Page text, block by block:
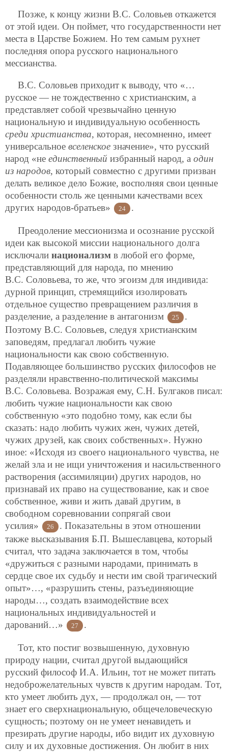
Позже, к концу жизни В.С. Соловьев откажется
от этой идеи. Он поймет, что государственности нет
места в Царстве Божием. Но тем самым рухнет
последняя опора русского национального
мессианства.
В.С. Соловьев приходит к выводу, что «…
русское — не тождественно с христианским, а
представляет собой чрезвычайно ценную
национальную и индивидуальную особенность
среди христианства, которая, несомненно, имеет
универсальное вселенское значение», что русский
народ «не единственный избранный народ, а один
из народов, который совместно с другими призван
делать великое дело Божие, восполняя свои ценные
особенности столь же ценными качествами всех
других народов-братьев»
24 .
Преодоление мессионизма и осознание русской
идеи как высокой миссии национального долга
исключали национализм в любой его форме,
представляющий для народа, по мнению
В.С. Соловьева, то же, что эгоизм для индивида:
дурной принцип, стремящийся изолировать
отдельное существо превращением различия в
разделение, а разделение в антагонизм
25
.
Поэтому В.С. Соловьев, следуя христианским
заповедям, предлагал любить чужие
национальности как свою собственную.
Подавляющее большинство русских философов не
разделяли нравственно-политической максимы
В.С. Соловьева. Возражая ему, С.Н. Булгаков писал:
любить чужие национальности как свою
собственную «это подобно тому, как если бы
сказать: надо любить чужих жен, чужих детей,
чужих друзей, как своих собственных». Нужно
иное: «Исходя из своего национального чувства, не
желай зла и не ищи уничтожения и насильственного
растворения (ассимиляции) других народов, но
признавай их право на существование, как и свое
собственное, живи и жить давай другим, в
свободном соревновании сопрягай свои
усилия»
26
. Показательны в этом отношении
также высказывания Б.П. Вышеславцева, который
считал, что задача заключается в том, чтобы
«дружиться с разными народами, принимать в
сердце свое их судьбу и нести им свой трагический
опыт»…, «разрушить стены, разъединяющие
народы…, создать взаимодействие всех
национальных индивидуальностей и
дарований…»
27 .
Тот, кто постиг возвышенную, духовную
природу нации, считал другой выдающийся
русский философ И.А. Ильин, тот не может питать
недоброжелательных чувств к другим народам. Тот,
кто умеет любить дух, — продолжал он, — тот
знает его сверхнациональную, общечеловеческую
сущность; поэтому он не умеет ненавидеть и
презирать другие народы, ибо видит их духовную
силу и их духовные достижения. Он любит в них